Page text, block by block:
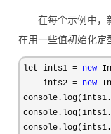
在每个示例中，新
在用一些值初始化定
let ints1 = new
    ints2
= new